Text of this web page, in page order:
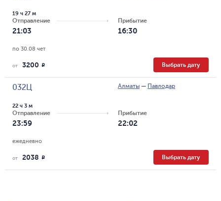
Отправление
21:03
19 ч 27 м
Прибытие
16:30
по 30.08 чет
от 3200 R Выбрать дату
032Ц Алматы — Павлодар
Отправление
23:59
22 ч 3 м
Прибытие
22:02
ежедневно
от 2038 R Выбрать дату